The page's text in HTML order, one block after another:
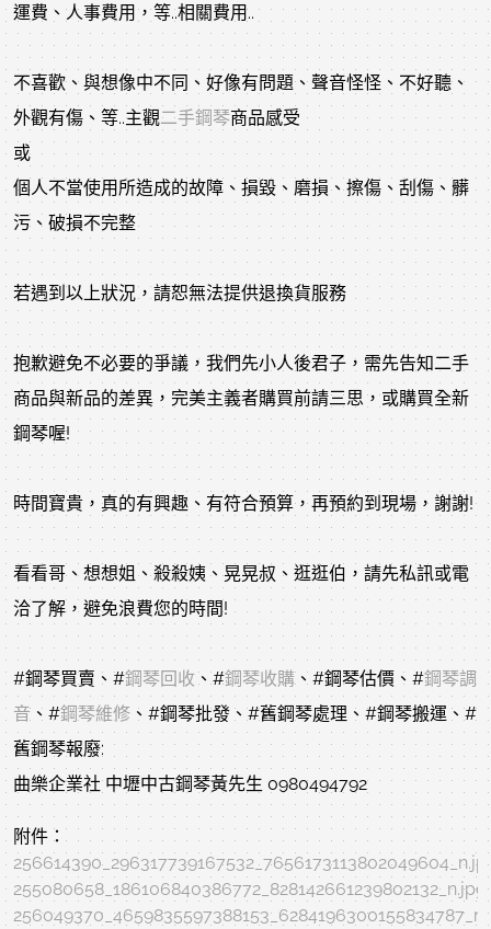
運費、人事費用，等..相關費用..
不喜歡、與想像中不同、好像有問題、聲音怪怪、不好聽、
外觀有傷、等..主觀二手鋼琴商品感受
或
個人不當使用所造成的故障、損毀、磨損、擦傷、刮傷、髒
污、破損不完整
若遇到以上狀況，請恕無法提供退換貨服務
抱歉避免不必要的爭議，我們先小人後君子，需先告知二手
商品與新品的差異，完美主義者購買前請三思，或購買全新
鋼琴喔!
時間寶貴，真的有興趣、有符合預算，再預約到現場，謝謝!
看看哥、想想姐、殺殺姨、晃晃叔、逛逛伯，請先私訊或電
洽了解，避免浪費您的時間!
#鋼琴買賣 、 #鋼琴回收、#鋼琴收購、 #鋼琴估價 、 #鋼琴調
音 、 #鋼琴維修 、 #鋼琴批發 、#舊鋼琴處理 、 #鋼琴搬運 、#
舊鋼琴報廢:
曲樂企業社 中壢中古鋼琴黃先生 0980494792
附件：
255080658_186106840386772_828142661239802132_n.jpg